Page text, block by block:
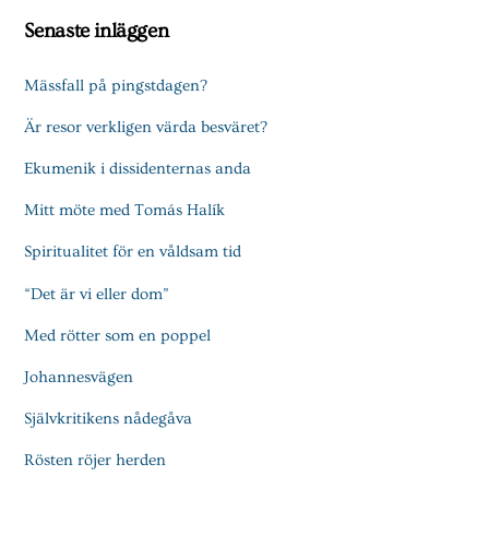
Senaste inläggen
Mässfall på pingstdagen?
Är resor verkligen värda besväret?
Ekumenik i dissidenternas anda
Mitt möte med Tomás Halík
Spiritualitet för en våldsam tid
“Det är vi eller dom”
Med rötter som en poppel
Johannesvägen
Självkritikens nådegåva
Rösten röjer herden